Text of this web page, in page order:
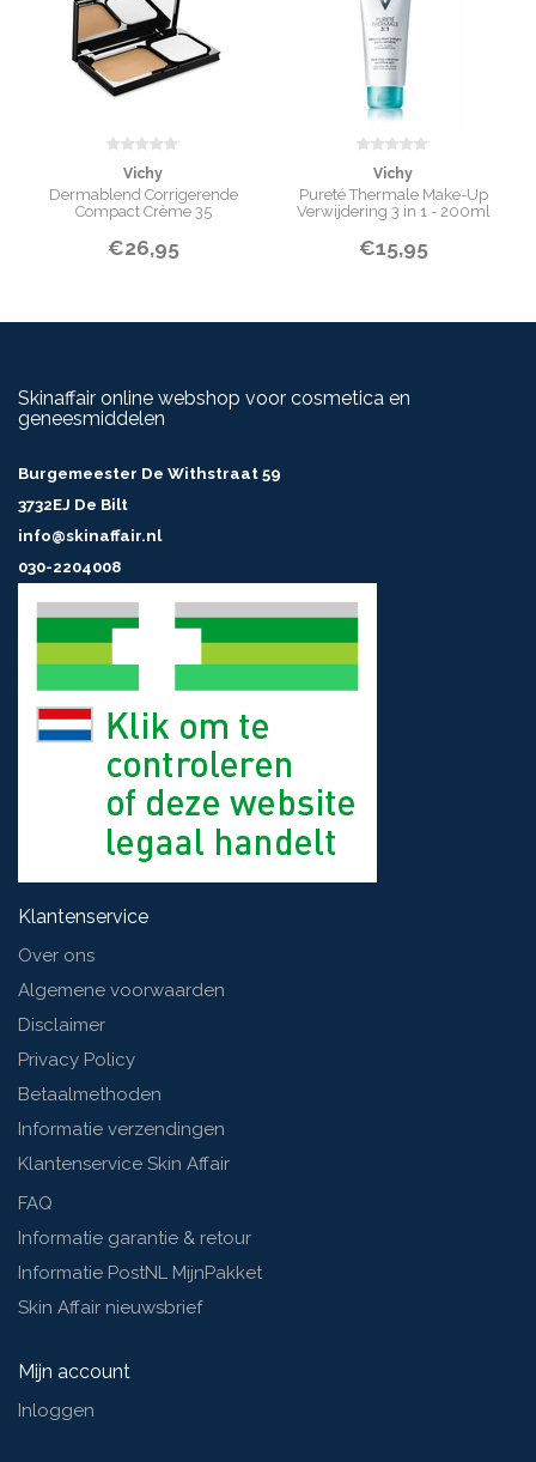
Trihydroxystearin,
Cellulose Gum, Aluminum Hydroxide, Disodium Stearoyl
Glutamate, Acetylated Glycol Stearate, Acrylonitrile/Methyl
Methacrylate/Vinylidene Chloride Copolymer,
Ethylhexylglycerin [May
Contain/Peut Contenir, CI 77891/Titanium Dioxide, CI 77491,
Vichy
Dermablend Corrigerende
Compact Crème 35
€26,95
Vichy
Pureté Thermale Make-Up
Verwijdering 3 in 1 - 200ml
€15,95
Skinaffair online webshop voor cosmetica en
geneesmiddelen
Burgemeester De Withstraat 59
3732EJ De Bilt
info@skinaffair.nl
030-2204008
Klantenservice
Over ons
Algemene voorwaarden
Disclaimer
Privacy Policy
Betaalmethoden
Informatie verzendingen
Klantenservice Skin Affair
FAQ
Informatie garantie & retour
Informatie PostNL MijnPakket
Skin Affair nieuwsbrief
Mijn account
Inloggen